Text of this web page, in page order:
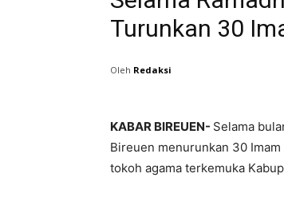
Turunkan 30
Oleh Redaksi
KABAR BIREUEN- Selama
Bireuen menurunkan 30
tokoh agama terkemuka